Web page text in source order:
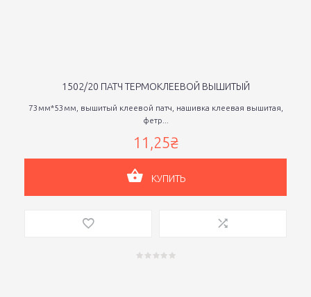
1502/20 ПАТЧ ТЕРМОКЛЕЕВОЙ ВЫШИТЫЙ
73мм*53мм, вышитый клеевой патч, нашивка клеевая вышитая,
фетр...
11,25₴
КУПИТЬ